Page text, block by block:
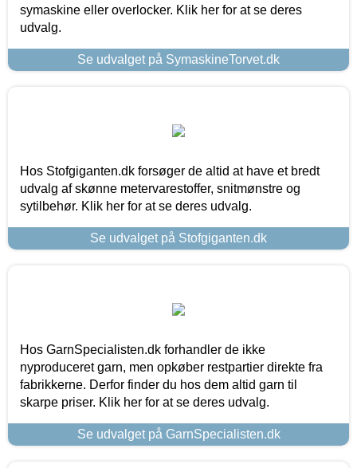
symaskine eller overlocker. Klik her for at se deres
udvalg.
Se udvalget på SymaskineTorvet.dk
Hos Stofgiganten.dk forsøger de altid at have et bredt
udvalg af skønne metervarestoffer, snitmønstre og
sytilbehør. Klik her for at se deres udvalg.
Se udvalget på Stofgiganten.dk
Hos GarnSpecialisten.dk forhandler de ikke
nyproduceret garn, men opkøber restpartier direkte fra
fabrikkerne. Derfor finder du hos dem altid garn til
skarpe priser. Klik her for at se deres udvalg.
Se udvalget på GarnSpecialisten.dk